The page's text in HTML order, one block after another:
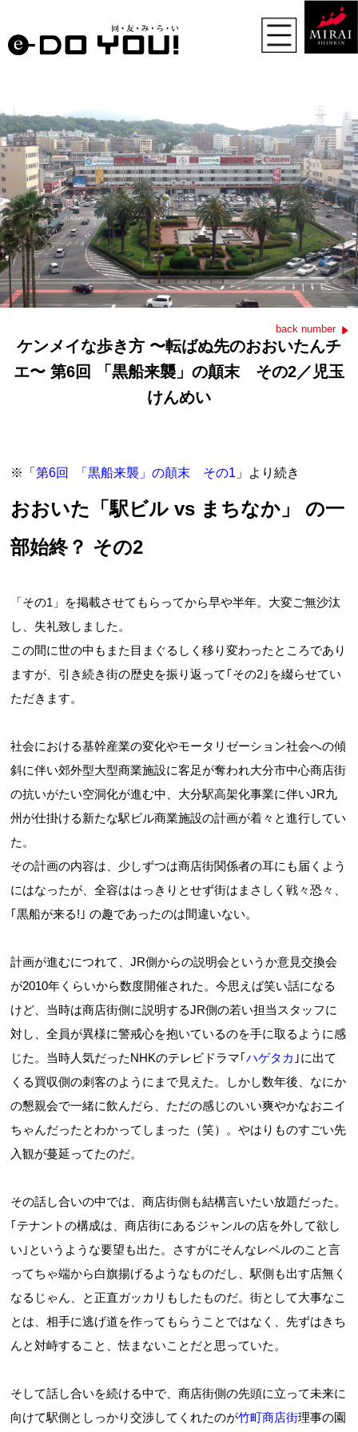
back number
ケンメイな歩き方 〜転ばぬ先のおおいたんチ
エ〜 第6回 「黒船来襲」の顛末 その2／児玉
けんめい
※「第6回 「黒船来襲」の顛末 その1 」より続き
おおいた「駅ビル vs まちなか」 の一
部始終？ その2
「その1」を掲載させてもらってから早や半年。大変ご無沙汰
し、失礼致しました。
この間に世の中もまた目まぐるしく移り変わったところであり
ますが、引き続き街の歴史を振り返って｢その2｣を綴らせてい
ただきます。
社会における基幹産業の変化やモータリゼーション社会への傾
斜に伴い郊外型大型商業施設に客足が奪われ大分市中心商店街
の抗いがたい空洞化が進む中、大分駅高架化事業に伴いJR九
州が仕掛ける新たな駅ビル商業施設の計画が着々と進行してい
た。
その計画の内容は、少しずつは商店街関係者の耳にも届くよう
にはなったが、全容ははっきりとせず街はまさしく戦々恐々、
｢黒船が来る!｣ の趣であったのは間違いない。
計画が進むにつれて、JR側からの説明会というか意見交換会
が2010年くらいから数度開催された。今思えば笑い話になる
けど、当時は商店街側に説明するJR側の若い担当スタッフに
対し、全員が異様に警戒心を抱いているのを手に取るように感
じた。当時人気だったNHKのテレビドラマ｢ハゲタカ ｣に出て
くる買収側の刺客のようにまで見えた。しかし数年後、なにか
の懇親会で一緒に飲んだら、ただの感じのいい爽やかなおニイ
ちゃんだったとわかってしまった（笑）。やはりものすごい先
入観が蔓延ってたのだ。
その話し合いの中では、商店街側も結構言いたい放題だった。
｢テナントの構成は、商店街にあるジャンルの店を外して欲し
い｣というような要望も出た。さすがにそんなレベルのこと言
ってちゃ端から白旗揚げるようなものだし、駅側も出す店無く
なるじゃん、と正直ガッカリもしたものだ。街として大事なこ
とは、相手に逃げ道を作ってもらうことではなく、先ずはきち
んと対峙すること、怯まないことだと思っていた。
そして話し合いを続ける中で、商店街側の先頭に立って未来に
向けて駅側としっかり交渉してくれたのが竹町商店街理事の園